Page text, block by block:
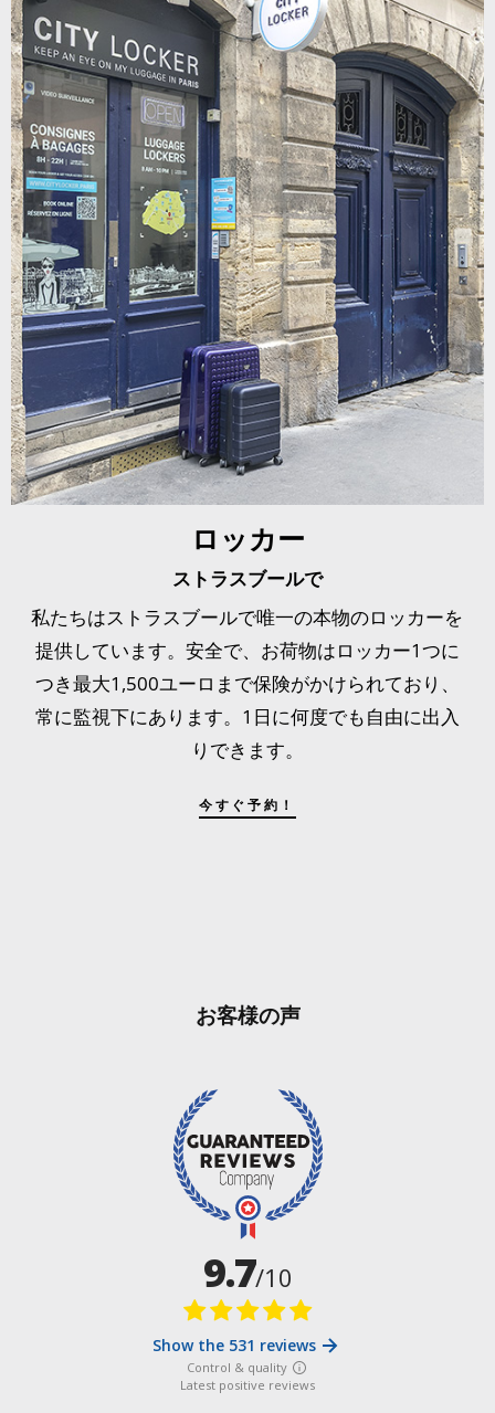
ロッカー
ストラスブールで
私たちはストラスブールで唯一の本物のロッカーを
提供しています。安全で、お荷物はロッカー1つに
つき最大1,500ユーロまで保険がかけられており、
常に監視下にあります。1日に何度でも自由に出入
りできます。
今すぐ予約！
お客様の声